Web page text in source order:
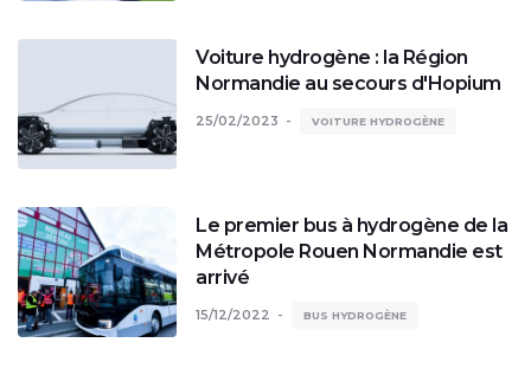
Voiture hydrogène : la Région
Normandie au secours d'Hopium
25/02/2023 VOITURE HYDROGÈNE
Le premier bus à hydrogène de la
Métropole Rouen Normandie est
arrivé
15/12/2022 BUS HYDROGÈNE